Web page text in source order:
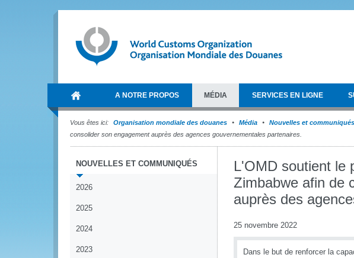
A NOTRE PROPOS MÉDIA SERVICES EN LIGNE
Vous êtes ici: Organisation mondiale des douanes Média Nouvelles et communiqués
consolider son engagement auprès des agences gouvernementales partenaires.
NOUVELLES ET COMMUNIQUÉS
2026
2025
2024
2023
L'OMD soutient le
Zimbabwe afin de
auprès des
25 novembre 2022
Dans le but de renforcer la